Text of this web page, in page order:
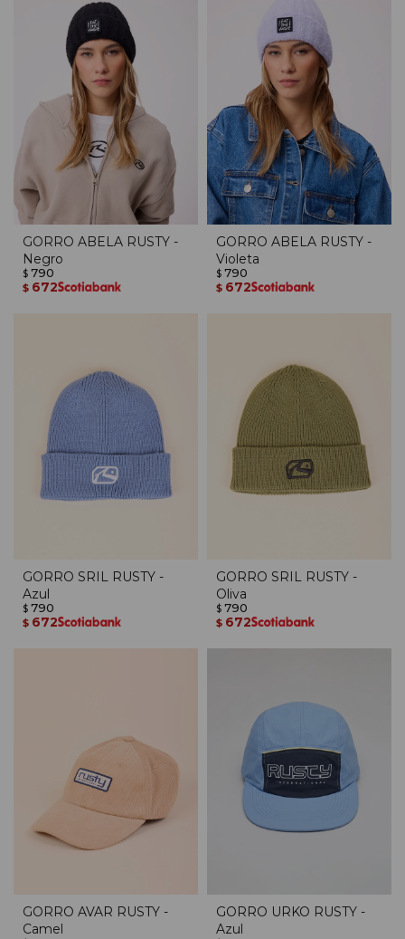
GORRO ABELA RUSTY -
Negro
$ 790
$ 672
GORRO ABELA RUSTY -
Violeta
$ 790
$ 672
GORRO SRIL RUSTY -
Azul
$ 790
$ 672
GORRO SRIL RUSTY -
Oliva
$ 790
$ 672
GORRO AVAR RUSTY -
Camel
GORRO URKO RUSTY -
Azul